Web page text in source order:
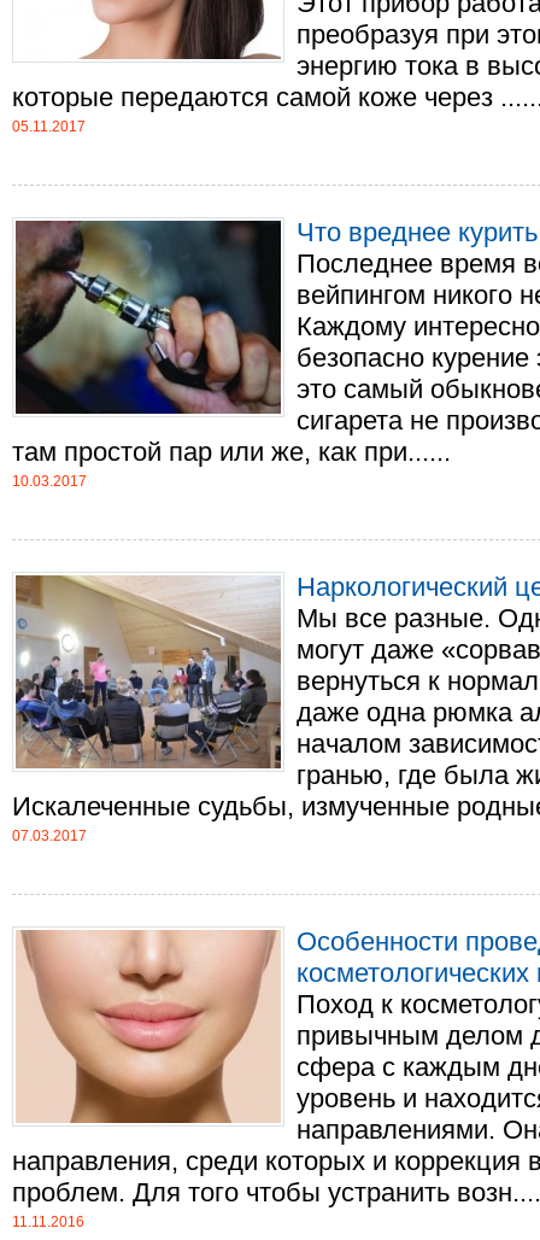
преобразуя при
энергию тока в
которые передаются самой коже через
05.11.2017
Что вреднее
Последнее время
вейпингом никого
Каждому
безопасно
это самый
сигарета не
там простой пар или же, как при......
10.03.2017
Наркологический
Мы все разные.
могут даже
вернуться к
даже одна рюмка
началом
гранью, где была
Искалеченные судьбы, измученные
07.03.2017
Особенности
Поход к
привычным делом
сфера с каждым
уровень и
направлениями.
направления, среди которых и коррекция
проблем. Для того чтобы устранить
11.11.2016